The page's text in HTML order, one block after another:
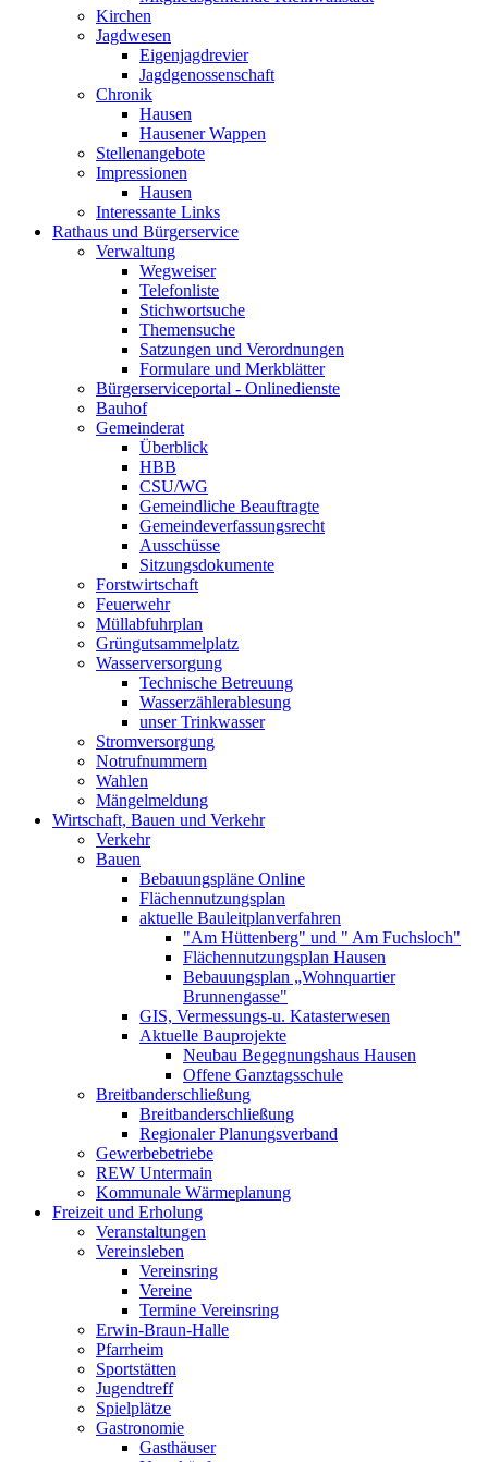
Kirchen
Jagdwesen
Eigenjagdrevier
Jagdgenossenschaft
Chronik
Hausen
Hausener Wappen
Stellenangebote
Impressionen
Hausen
Interessante Links
Rathaus und Bürgerservice
Verwaltung
Wegweiser
Telefonliste
Stichwortsuche
Themensuche
Satzungen und Verordnungen
Formulare und Merkblätter
Bürgerserviceportal - Onlinedienste
Bauhof
Gemeinderat
Überblick
HBB
CSU/WG
Gemeindliche Beauftragte
Gemeindeverfassungsrecht
Ausschüsse
Sitzungsdokumente
Forstwirtschaft
Feuerwehr
Müllabfuhrplan
Grüngutsammelplatz
Wasserversorgung
Technische Betreuung
Wasserzählerablesung
unser Trinkwasser
Stromversorgung
Notrufnummern
Wahlen
Mängelmeldung
Wirtschaft, Bauen und Verkehr
Verkehr
Bauen
Bebauungspläne Online
Flächennutzungsplan
aktuelle Bauleitplanverfahren
"Am Hüttenberg" und " Am Fuchsloch"
Flächennutzungsplan Hausen
Bebauungsplan „Wohnquartier
Brunnengasse"
GIS, Vermessungs-u. Katasterwesen
Aktuelle Bauprojekte
Neubau Begegnungshaus Hausen
Offene Ganztagsschule
Breitbanderschließung
Breitbanderschließung
Regionaler Planungsverband
Gewerbebetriebe
REW Untermain
Kommunale Wärmeplanung
Freizeit und Erholung
Veranstaltungen
Vereinsleben
Vereinsring
Vereine
Termine Vereinsring
Erwin-Braun-Halle
Pfarrheim
Sportstätten
Jugendtreff
Spielplätze
Gastronomie
Gasthäuser